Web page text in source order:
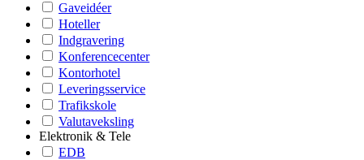
Gaveidéer
Hoteller
Indgravering
Konferencecenter
Kontorhotel
Leveringsservice
Trafikskole
Valutaveksling
Elektronik & Tele
EDB